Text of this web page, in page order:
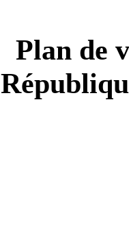
Plan de